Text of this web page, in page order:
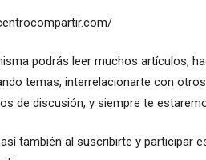
/
podrás leer muchos artículos,
temas, interrelacionarte con
de discusión, y siempre te
también al suscribirte y participar